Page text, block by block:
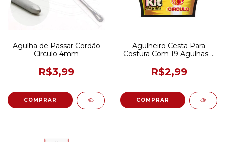
Agulha de Passar Cordão
Círculo 4mm
R$3,99
Agulheiro Cesta Para
Costura Com 19 Agulhas e
R$2,99